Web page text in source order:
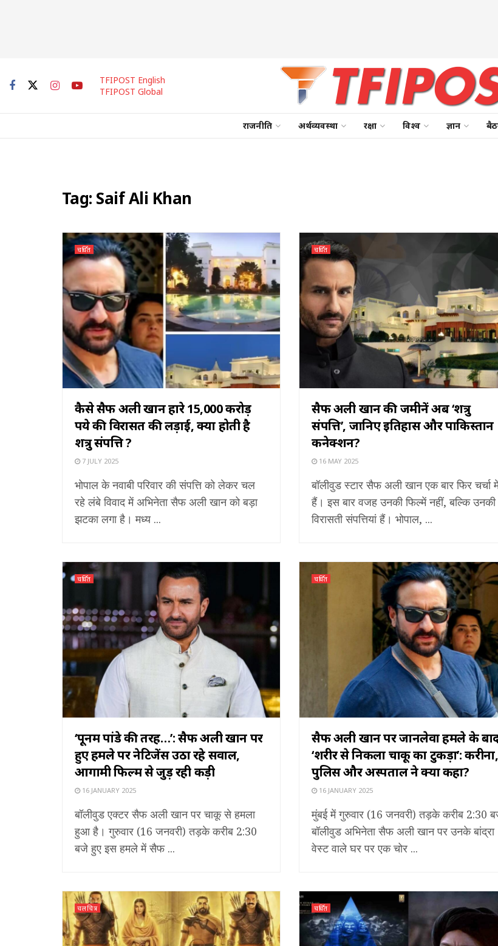
TFIPOST English
TFIPOST Global
राजनीति अर्थव्यवस्था रक्षा विश्व ज्ञान
Tag: Saif Ali Khan
चर्चित
कैसे सैफ अली खान हारे 15,000 करोड़
रुपये की विरासत की लड़ाई, क्या होती है
शत्रु संपत्ति ?
7 JULY 2025
भोपाल के नवाबी परिवार की संपत्ति को लेकर चल
रहे लंबे विवाद में अभिनेता सैफ अली खान को बड़ा
झटका लगा है। मध्य ...
चर्चित
सैफ अली खान की जमीनें अब ‘शत्रु
संपत्ति’, जानिए इतिहास और पाकिस्तान
कनेक्शन?
16 MAY 2025
बॉलीवुड स्टार सैफ अली खान एक बार फिर चर्चा
हैं। इस बार वजह उनकी फिल्में नहीं, बल्कि उनकी
विरासती संपत्तियां हैं। भोपाल, ...
चर्चित
‘पूनम पांडे की तरह…’: सैफ अली खान पर
हुए हमले पर नेटिजेंस उठा रहे सवाल,
आगामी फिल्म से जुड़ रही कड़ी
16 JANUARY 2025
बॉलीवुड एक्टर सैफ अली खान पर चाकू से हमला
हुआ है। गुरुवार (16 जनवरी) तड़के करीब 2:30
बजे हुए इस हमले में सैफ ...
चर्चित
सैफ अली खान पर जानलेवा हमले के
‘शरीर से निकला चाकू का टुकड़ा’: करीना,
पुलिस और अस्पताल ने क्या कहा?
16 JANUARY 2025
मुंबई में गुरुवार (16 जनवरी) तड़के करीब 2:30
बॉलीवुड अभिनेता सैफ अली खान पर उनके बांद्रा
वेस्ट वाले घर पर एक चोर ...
चलचित्र चर्चित